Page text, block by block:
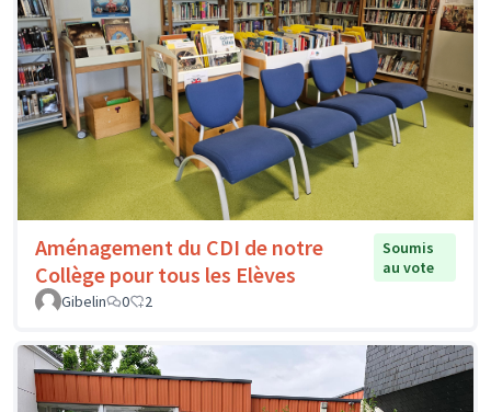
Aménagement du CDI de notre
Collège pour tous les Elèves
Soumis
au vote
Gibelin
0 2